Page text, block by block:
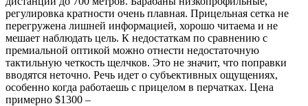
регулировка кратности очень плавная. Прицельная сетка не
перегружена лишней информацией, хорошо читаема и не
мешает наблюдать цель. К недостаткам по сравнению с
премиальной оптикой можно отнести недостаточную
тактильную четкость щелчков. Это не значит, что поправки
вводятся неточно. Речь идет о субъективных ощущениях,
особенно когда работаешь с прицелом в перчатках. Цена
примерно $1300 –